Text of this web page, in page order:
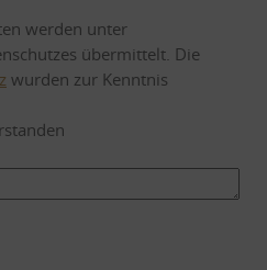
werden unter
übermittelt. Die
wurden zur Kenntnis